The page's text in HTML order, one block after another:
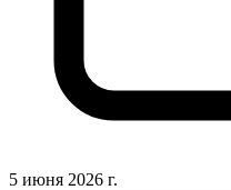
5 июня 2026 г.